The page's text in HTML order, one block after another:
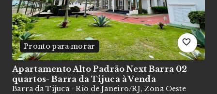
Pronto para morar
Apartamento Alto Padrão Next Barra 02
quartos- Barra da Tijuca à Venda
Barra da Tijuca - Rio de Janeiro/RJ, Zona Oeste